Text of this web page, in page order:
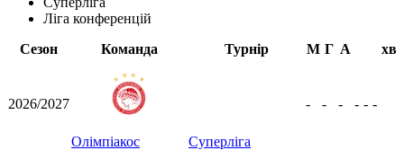
Ліга конференцій
Сезон
Команда Турнір М Г А хв
2026/2027
Олімпіакос Суперліга
- - - - - -